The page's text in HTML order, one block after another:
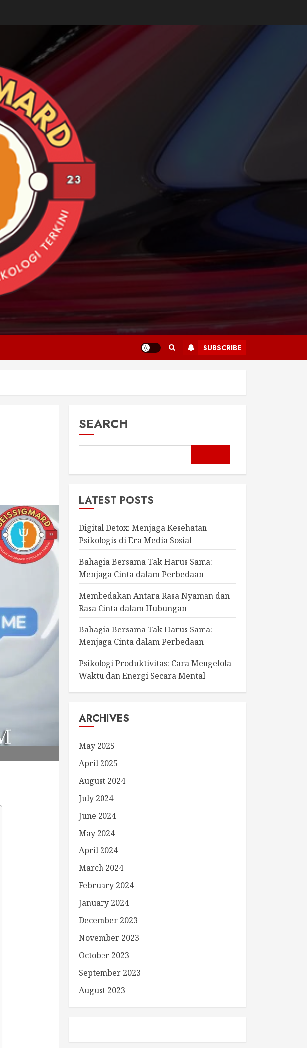
SUBSCRIBE
SEARCH
LATEST POSTS
Digital Detox: Menjaga Kesehatan
Psikologis di Era Media Sosial
Bahagia Bersama Tak Harus Sama:
Menjaga Cinta dalam Perbedaan
Membedakan Antara Rasa Nyaman dan
Rasa Cinta dalam Hubungan
Bahagia Bersama Tak Harus Sama:
Menjaga Cinta dalam Perbedaan
Psikologi Produktivitas: Cara Mengelola
Waktu dan Energi Secara Mental
ARCHIVES
May 2025
April 2025
August 2024
July 2024
June 2024
May 2024
April 2024
March 2024
February 2024
January 2024
December 2023
November 2023
October 2023
September 2023
August 2023